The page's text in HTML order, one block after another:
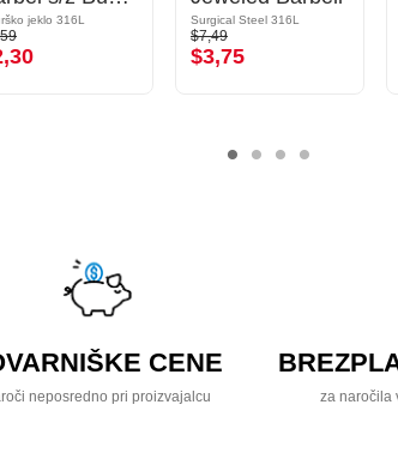
jeklo 316L Surgical Steel 316L
$7,49
$3,75
CENE
neposredno pri proizvajalcu za naročila